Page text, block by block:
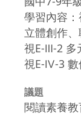
學習內容
立體創作、
視E-Ⅲ-2 多
視E-Ⅳ-3 數
議題
閱讀素養